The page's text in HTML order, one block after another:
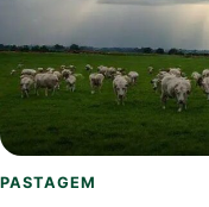
PASTAGEM